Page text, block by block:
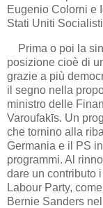
Eugenio Colorni e
Stati Uniti
Prima o poi la
posizione cioè di
grazie a più
il segno nella
ministro delle
Varoufakīs. Un
che tornino alla
Germania e il PS
programmi. Al
dare un contributo
Labour Party,
Bernie Sanders